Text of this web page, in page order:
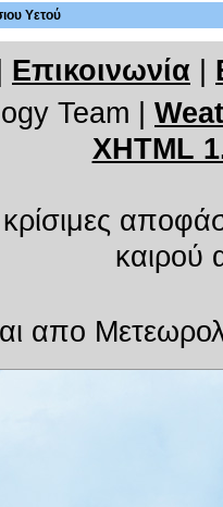
Υετού
Επικοινωνία
Team
XHTML
καιρού
απο